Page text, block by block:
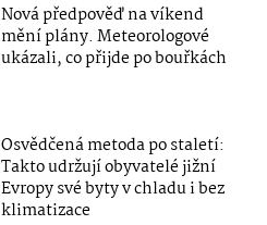
Nová předpověď na víkend
mění plány. Meteorologové
ukázali, co přijde po bouřkách
Osvědčená metoda po staletí:
Takto udržují obyvatelé jižní
Evropy své byty v chladu i bez
klimatizace